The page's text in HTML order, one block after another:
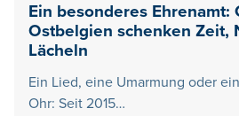
Ein besonderes Ehrenamt:
Ostbelgien schenken Zeit,
Lächeln
Ein Lied, eine Umarmung oder
Ohr: Seit 2015…